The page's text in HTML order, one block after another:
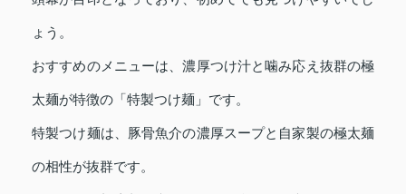
ょう。
おすすめのメニューは、濃厚つけ汁と噛み応え抜群の極
太麺が特徴の「特製つけ麺」です。
特製つけ麺は、豚骨魚介の濃厚スープと自家製の極太麺
の相性が抜群です。